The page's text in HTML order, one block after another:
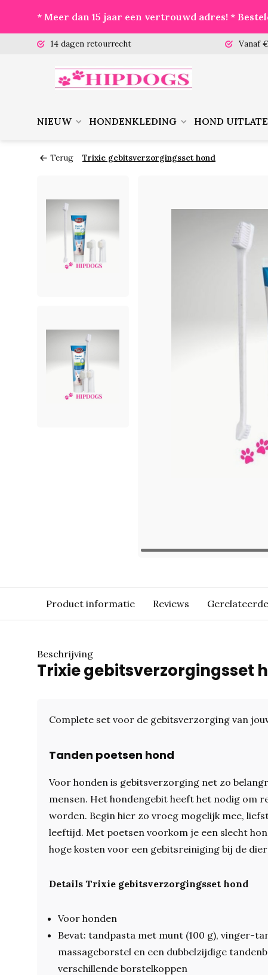
* Meer dan 15 jaar een vertrouwd adres! *
14 dagen retourrecht Vanaf
NIEUW HONDENKLEDING HOND
Terug Trixie gebitsverzorgingsset hond
Product informatie Reviews
Beschrijving
Trixie gebitsverzorgingsset
Complete set voor de gebitsverzorging van
Tanden poetsen hond
Voor honden is gebitsverzorging net zo
mensen. Het hondengebit heeft het nodig om
worden. Begin hier zo vroeg mogelijk mee,
leeftijd. Met poetsen voorkom je een slecht
hoge kosten voor een gebitsreiniging bij de
Details Trixie gebitsverzorgingsset hond
Voor honden
Bevat: tandpasta met munt (100 g), vinger-
massageborstel en een dubbelzijdige
verschillende borstelkoppen